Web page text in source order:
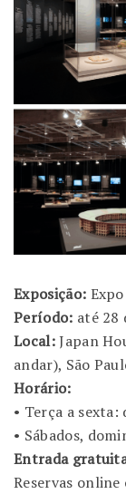
Exposição:
Período: até 28
Local:Japan
andar), São
Horário:
• Terça a sexta:
• Sábados,
Entrada
Reservas